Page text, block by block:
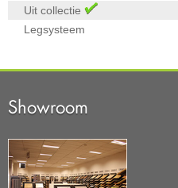
Uit collectie
Legsysteem
Showroom